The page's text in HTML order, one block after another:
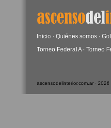
Inicio · Quiénes somos ·
Torneo Federal A· Torneo
ascensodelinterior.com.ar ·